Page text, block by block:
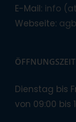
E-Mail: info
Webseite:
Dienstag bis
von 09:00 bis